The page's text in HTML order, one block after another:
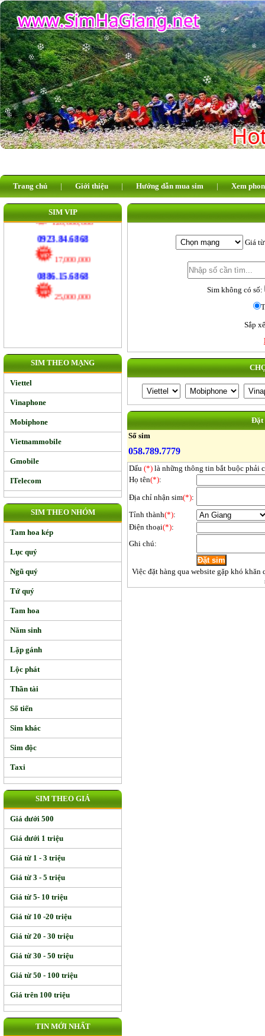
Trang chủ | Giới thiệu | Hướng dẫn mua sim | Xem
SIM VIP
110,000,000
0926.311.311
25,000,000
0929.984.984
17,000,000
0345.585.585
20,000,000
08.66.33.22.55
08.66.44.55.99
20,000,000
092.123.6868
120,000,000
0923.84.6868
17,000,000
0886.15.6868
SIM THEO MẠNG
Viettel
Vinaphone
Mobiphone
Vietnammobile
Gmobile
ITelecom
SIM THEO NHÓM
Tam hoa kép
Lục quý
Ngũ quý
Tứ quý
Tam hoa
Năm sinh
Lặp gánh
Lộc phát
Thần tài
Số tiến
Sim khác
Sim độc
Taxi
SIM THEO GIÁ
Giá dưới 500
Giá dưới 1 triệu
Giá từ 1 - 3 triệu
Giá từ 3 - 5 triệu
Giá từ 5- 10 triệu
Giá từ 10 -20 triệu
Giá từ 20 - 30 triệu
Giá từ 30 - 50 triệu
Giá từ 50 - 100 triệu
Giá trên 100 triệu
TIN MỚI NHẤT
Giá
Sim không có số:
Sắp
Đặt
Số sim
058.789.7779
Dấu (*) là những thông tin bắt buộc phải
Họ tên(*):
Địa chỉ nhận sim(*):
Tỉnh thành(*):
Điện thoại(*):
Ghi chú:
Việc đặt hàng qua website gặp khó